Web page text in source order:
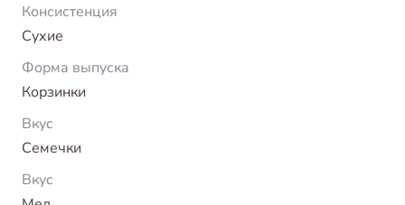
Консистенция
Сухие
Форма выпуска
Корзинки
Вкус
Семечки
Вкус